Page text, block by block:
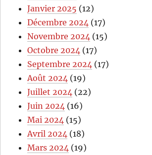
Janvier 2025 (12)
Décembre 2024 (17)
Novembre 2024 (15)
Octobre 2024 (17)
Septembre 2024 (17)
Août 2024 (19)
Juillet 2024 (22)
Juin 2024 (16)
Mai 2024 (15)
Avril 2024 (18)
Mars 2024 (19)